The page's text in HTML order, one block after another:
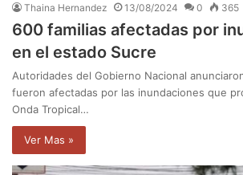
Thaina Hernandez 13/08/2024 0 365
600 familias afectadas por
en el estado Sucre
Autoridades del Gobierno Nacional
fueron afectadas por las inundaciones que
Onda Tropical…
Ver Mas »